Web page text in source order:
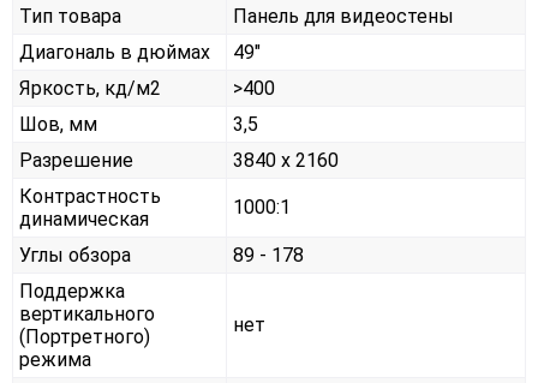
Тип товара
Панель для видеостены
Диагональ в дюймах
49"
Яркость, кд/м2
>400
Шов, мм
3,5
Разрешение
3840 x 2160
Контрастность
динамическая
1000:1
Углы обзора
89 - 178
Поддержка
вертикального
(Портретного)
режима
нет